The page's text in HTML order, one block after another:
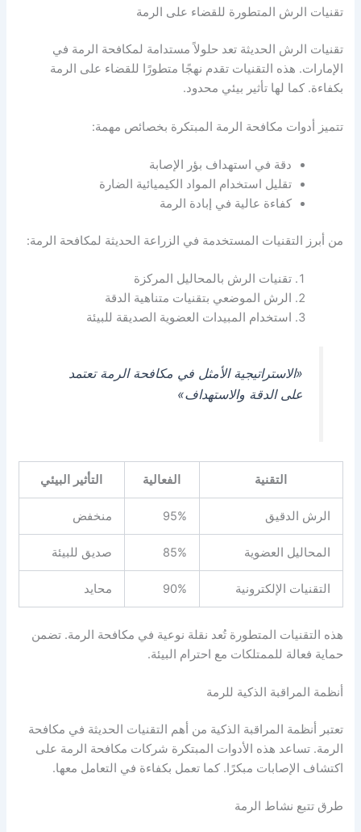
تقنيات الرش المتطورة للقضاء على الرمة
تقنيات الرش الحديثة تعد حلولاً مستدامة لمكافحة الرمة في
الإمارات. هذه التقنيات تقدم نهجًا متطورًا للقضاء على الرمة
بكفاءة. كما لها تأثير بيئي محدود.
تتميز أدوات مكافحة الرمة المبتكرة بخصائص مهمة:
دقة في استهداف بؤر الإصابة
تقليل استخدام المواد الكيميائية الضارة
كفاءة عالية في إبادة الرمة
من أبرز التقنيات المستخدمة في الزراعة الحديثة لمكافحة الرمة:
تقنيات الرش بالمحاليل المركزة
الرش الموضعي بتقنيات متناهية الدقة
استخدام المبيدات العضوية الصديقة للبيئة
«الاستراتيجية الأمثل في مكافحة الرمة تعتمد
على الدقة والاستهداف»
التقنية الفعالية التأثير البيئي
الرش الدقيق 95% منخفض
المحاليل العضوية 85% صديق للبيئة
التقنيات الإلكترونية 90% محايد
هذه التقنيات المتطورة تُعد نقلة نوعية في مكافحة الرمة. تضمن
حماية فعالة للممتلكات مع احترام البيئة.
أنظمة المراقبة الذكية للرمة
تعتبر أنظمة المراقبة الذكية من أهم التقنيات الحديثة في مكافحة
الرمة. تساعد هذه الأدوات المبتكرة شركات مكافحة الرمة على
اكتشاف الإصابات مبكرًا. كما تعمل بكفاءة في التعامل معها.
طرق تتبع نشاط الرمة